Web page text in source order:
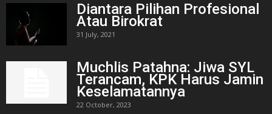
Diantara Pilihan Profesional
Atau Birokrat
31 July, 2021
Muchlis Patahna: Jiwa SYL
Terancam, KPK Harus Jamin
Keselamatannya
22 October, 2023